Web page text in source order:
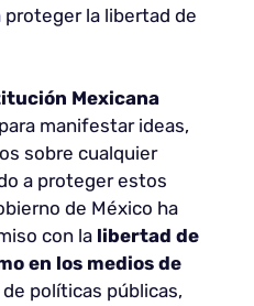
la libertad de
Mexicana
manifestar ideas,
sobre cualquier
a proteger estos
de México ha
con la libertad de
en los medios de
políticas públicas,